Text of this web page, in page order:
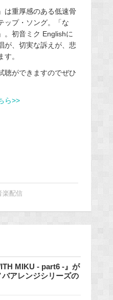
は重厚感のある低速骨
ップ・ソング。「な
。初音ミク Englishに
が、切実な訴えが、悲
。
聴ができますのでぜひ
ら>>
楽配信
MIKU - part6 -』が
バアレンジシリーズの